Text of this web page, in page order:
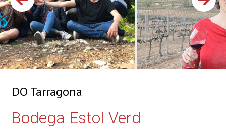
DO Tarragona
Bodega Estol Verd